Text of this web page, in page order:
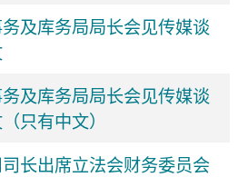
及库务局局长会见传媒谈
及库务局局长会见传媒谈
只有中文）
长出席立法会财务委员会